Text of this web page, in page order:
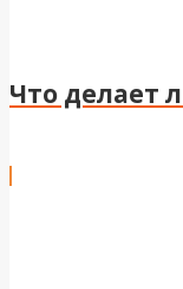
Что делает